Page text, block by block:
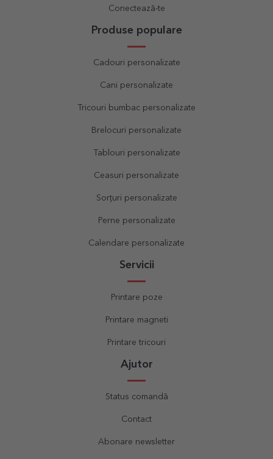
Conectează-te
Produse populare
Cadouri personalizate
Cani personalizate
Tricouri bumbac personalizate
Brelocuri personalizate
Tablouri personalizate
Ceasuri personalizate
Sorțuri personalizate
Perne personalizate
Calendare personalizate
Servicii
Printare poze
Printare magneti
Printare tricouri
Ajutor
Status comandă
Contact
Abonare newsletter